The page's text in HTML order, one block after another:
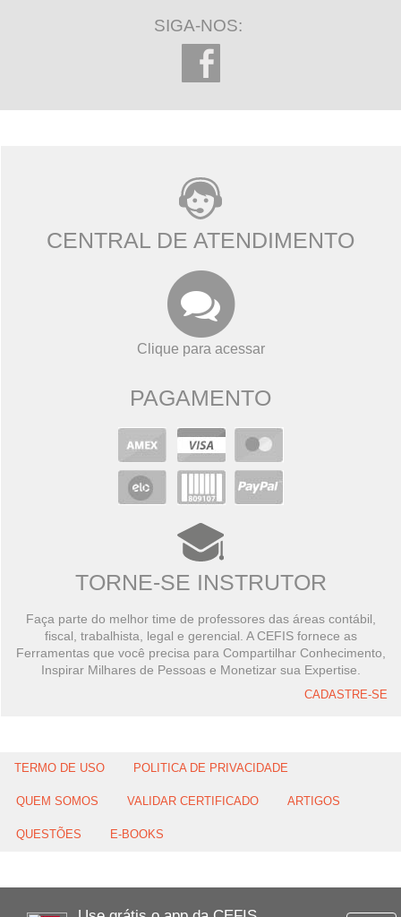
SIGA-NOS:
CENTRAL DE ATENDIMENTO
Clique para acessar
PAGAMENTO
TORNE-SE INSTRUTOR
Faça parte do melhor time de professores das áreas contábil,
fiscal, trabalhista, legal e gerencial. A CEFIS fornece as
Ferramentas que você precisa para Compartilhar Conhecimento,
Inspirar Milhares de Pessoas e Monetizar sua Expertise.
CADASTRE-SE
TERMO DE USO POLITICA DE PRIVACIDADE
QUEM SOMOS VALIDAR CERTIFICADO ARTIGOS
QUESTÕES E-BOOKS